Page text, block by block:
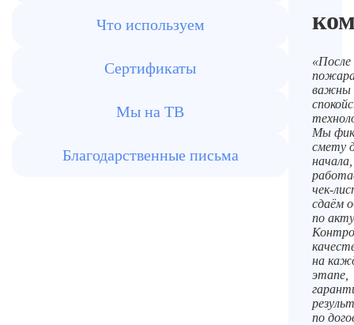
Что используем
Сертификаты
Мы на ТВ
Благодарственные письма
«После
важны
Мы
смету
начала,
чек-
сдаём
по
на
этапе,
по